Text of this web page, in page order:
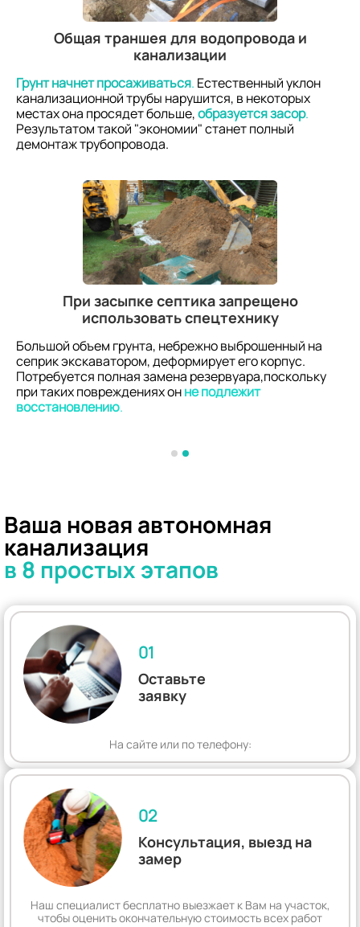
Общая траншея для водопровода и
канализации
Грунт начнет просаживаться. Естественный уклон
канализационной трубы нарушится, в некоторых
местах она просядет больше,образуется засор.
Результатом такой "экономии" станет полный
демонтаж трубопровода.
При засыпке септика запрещено
использовать спецтехнику
Большой объем грунта, небрежно выброшенный на
сеприк экскаватором, деформирует его корпус.
Потребуется полная замена резервуара,поскольку
при таких повреждениях онне подлежит
восстановлению.
Ваша новая автономная
канализация
в 8 простых этапов
01
Оставьте
заявку
На сайте или по телефону:
02
Консультация, выезд на
замер
Наш специалист бесплатно выезжает к Вам на участок,
чтобы оценить окончательную стоимость всех работ